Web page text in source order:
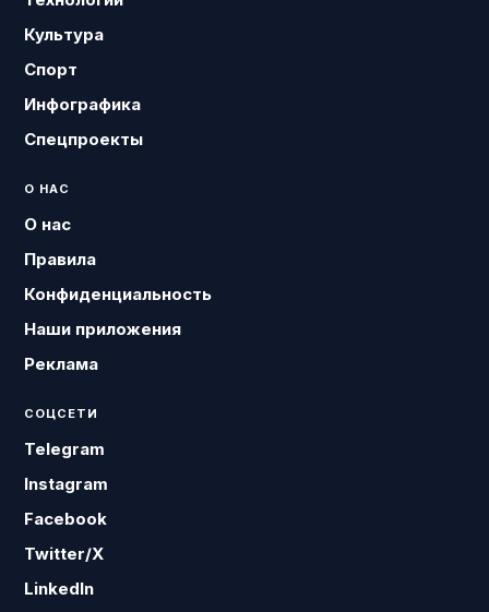
Культура
Спорт
Инфографика
Спецпроекты
О НАС
О нас
Правила
Конфиденциальность
Наши приложения
Реклама
СОЦСЕТИ
Telegram
Instagram
Facebook
Twitter/X
LinkedIn